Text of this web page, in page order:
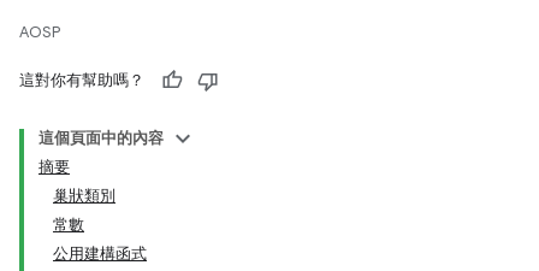
AOSP
這對你有幫助嗎？
這個頁面中的內容
摘要
巢狀類別
常數
公用建構函式